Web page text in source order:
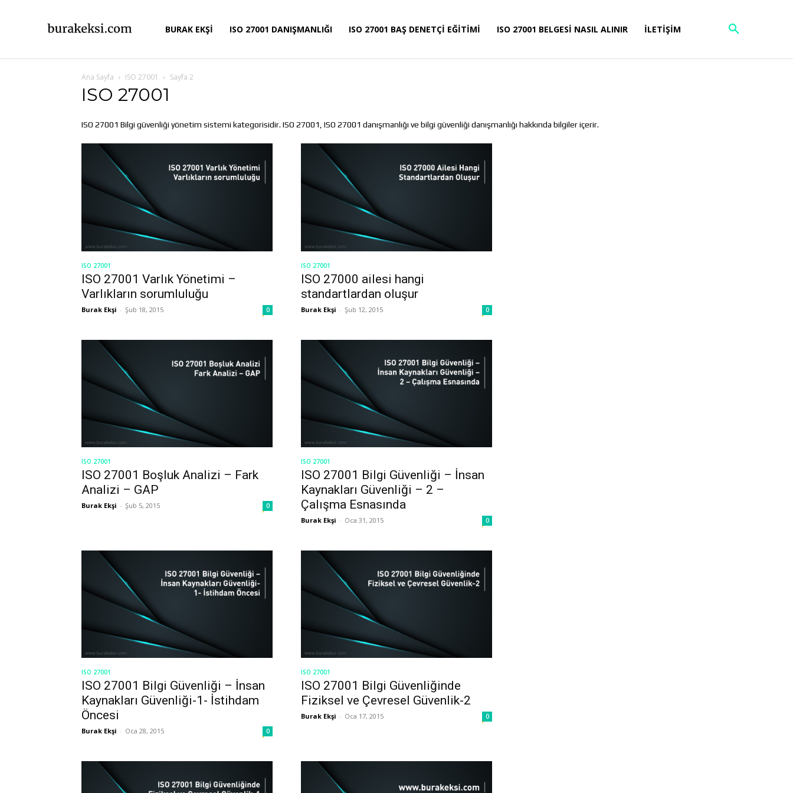
BURAK EKŞİ ISO 27001 DANIŞMANLIĞI ISO 27001 BAŞ DENETÇI EĞITIMI ISO 27001 BELGESI NASIL ALINIR İLETIŞIM
Ana Sayfa ISO 27001 Sayfa 2
ISO 27001
ISO 27001 Bilgi güvenliği yönetim sistemi kategorisidir. ISO 27001, ISO 27001 danışmanlığı ve bilgi güvenliği danışmanlığı hakkında bilgiler içerir.
ISO 27001
ISO 27001 Varlık Yönetimi –
Varlıkların sorumluluğu
Burak Ekşi - Şub 18, 2015 0
ISO 27001
ISO 27000 ailesi hangi
standartlardan oluşur
Burak Ekşi - Şub 12, 2015 0
ISO 27001
ISO 27001 Boşluk Analizi – Fark
Analizi – GAP
Burak Ekşi - Şub 5, 2015 0
ISO 27001
ISO 27001 Bilgi Güvenliği – İnsan
Kaynakları Güvenliği – 2 –
Çalışma Esnasında
Burak Ekşi - Oca 31, 2015 0
ISO 27001
ISO 27001 Bilgi Güvenliği – İnsan
Kaynakları Güvenliği-1- İstihdam
Öncesi
Burak Ekşi - Oca 28, 2015 0
ISO 27001
ISO 27001 Bilgi Güvenliğinde
Fiziksel ve Çevresel Güvenlik-2
Burak Ekşi - Oca 17, 2015 0